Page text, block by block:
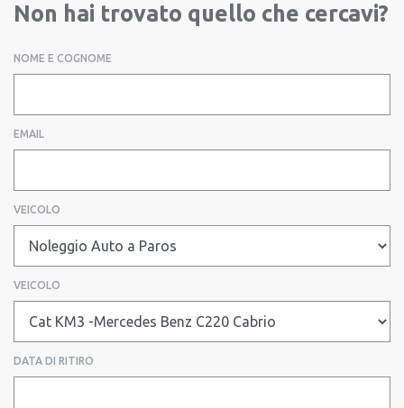
Non hai trovato quello che cercavi?
NOME E COGNOME
EMAIL
VEICOLO
VEICOLO
DATA DI RITIRO